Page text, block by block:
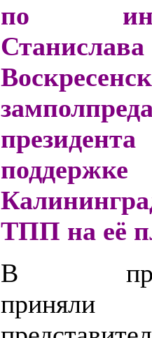
по
Станислава
поддержке
ТПП на её
В
приняли